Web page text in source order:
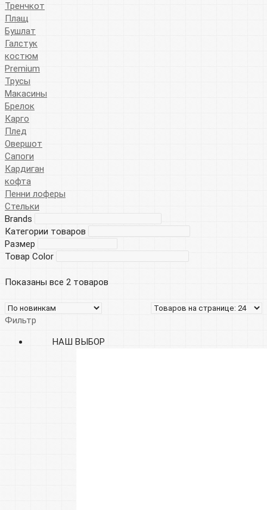
Тренчкот
Плащ
Бушлат
Галстук
костюм
Premium
Трусы
Макасины
Брелок
Карго
Плед
Овершот
Сапоги
Кардиган
кофта
Пенни лоферы
Стельки
Brands
Категории товаров
Размер
Товар Color
Показаны все 2 товаров
Фильтр
НАШ ВЫБОР